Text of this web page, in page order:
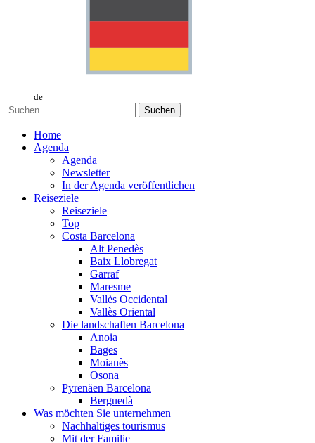
de
Suchen
Home
Agenda
Agenda
Newsletter
In der Agenda veröffentlichen
Reiseziele
Reiseziele
Top
Costa Barcelona
Alt Penedès
Baix Llobregat
Garraf
Maresme
Vallès Occidental
Vallès Oriental
Die landschaften Barcelona
Anoia
Bages
Moianès
Osona
Pyrenäen Barcelona
Berguedà
Was möchten Sie unternehmen
Nachhaltiges tourismus
Mit der Familie